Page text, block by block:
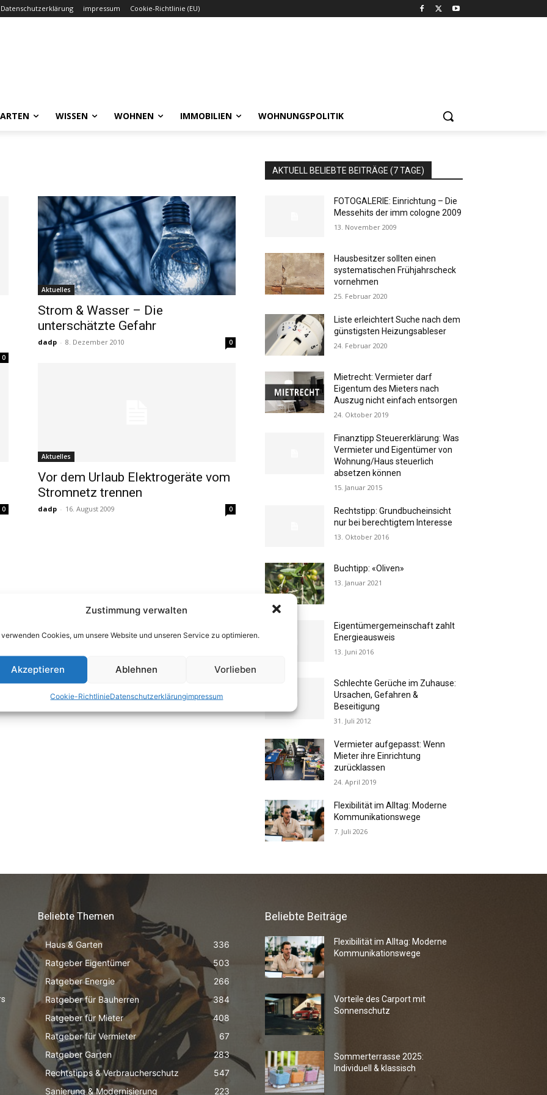
Zustimmung verwalten
verwenden Cookies, um unsere Website und unseren Service zu optimieren.
Akzeptieren Ablehnen Vorlieben
Cookie-RichtlinieDatenschutzerklärungimpressum
Datenschutzerklärung impressum Cookie-Richtlinie (EU)
WISSEN WOHNEN IMMOBILIEN WOHNUNGSPOLITIK
0
Aktuelles
Strom & Wasser – Die
unterschätzte Gefahr
dadp - 8. Dezember 2010 0
0
Aktuelles
Vor dem Urlaub Elektrogeräte vom
Stromnetz trennen
dadp - 16. August 2009 0
AKTUELL BELIEBTE BEITRÄGE (7 TAGE)
FOTOGALERIE: Einrichtung – Die
Messehits der imm cologne 2009
13. November 2009
Hausbesitzer sollten einen
systematischen Frühjahrscheck
vornehmen
25. Februar 2020
Liste erleichtert Suche nach dem
günstigsten Heizungsableser
24. Februar 2020
Mietrecht: Vermieter darf
Eigentum des Mieters nach
Auszug nicht einfach entsorgen
24. Oktober 2019
Finanztipp Steuererklärung: Was
Vermieter und Eigentümer von
Wohnung/Haus steuerlich
absetzen können
15. Januar 2015
Rechtstipp: Grundbucheinsicht
nur bei berechtigtem Interesse
13. Oktober 2016
Buchtipp: «Oliven»
13. Januar 2021
Eigentümergemeinschaft zahlt
Energieausweis
13. Juni 2016
Schlechte Gerüche im Zuhause:
Ursachen, Gefahren &
Beseitigung
31. Juli 2012
Vermieter aufgepasst: Wenn
Mieter ihre Einrichtung
zurücklassen
24. April 2019
Flexibilität im Alltag: Moderne
Kommunikationswege
7. Juli 2026
Beliebte Themen
Haus & Garten
336
Ratgeber Eigentümer
503
Ratgeber Energie
266
Ratgeber für Bauherren
384
Ratgeber für Mieter
408
Ratgeber für Vermieter
67
Ratgeber Garten
283
Rechtstipps & Verbraucherschutz
547
Sanierung & Modernisierung
223
Beliebte Beiträge
Flexibilität im Alltag: Moderne
Kommunikationswege
Vorteile des Carport mit
Sonnenschutz
Sommerterrasse 2025:
Individuell & klassisch